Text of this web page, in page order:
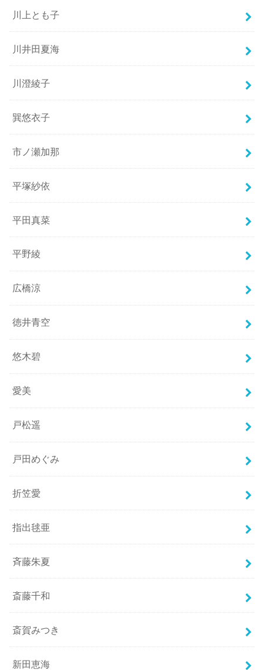
川上とも子
川井田夏海
川澄綾子
巽悠衣子
市ノ瀬加那
平塚紗依
平田真菜
平野綾
広橋涼
徳井青空
悠木碧
愛美
戸松遥
戸田めぐみ
折笠愛
指出毬亜
斉藤朱夏
斎藤千和
斎賀みつき
新田恵海